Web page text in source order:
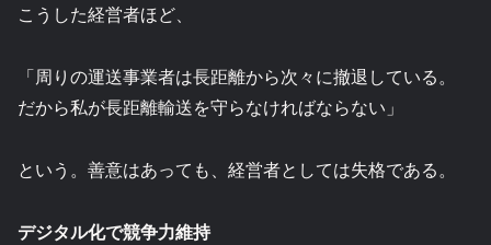
こうした経営者ほど、
「周りの運送事業者は長距離から次々に撤退している。
だから私が長距離輸送を守らなければならない」
という。善意はあっても、経営者としては失格である。
デジタル化で競争力維持